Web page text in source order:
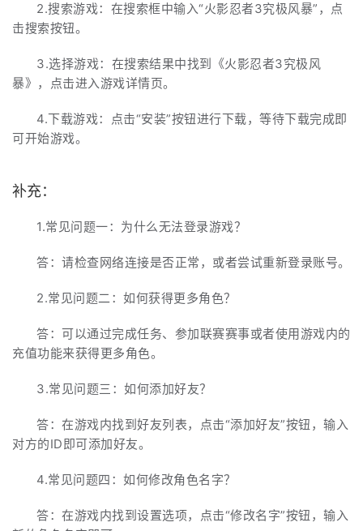
2.搜索游戏：在搜索框中输入“火影忍者3究极风暴”，点
击搜索按钮。
3.选择游戏：在搜索结果中找到《火影忍者3究极风
暴》，点击进入游戏详情页。
4.下载游戏：点击“安装”按钮进行下载，等待下载完成即
可开始游戏。
补充：
1.常见问题一：为什么无法登录游戏？
答：请检查网络连接是否正常，或者尝试重新登录账号。
2.常见问题二：如何获得更多角色？
答：可以通过完成任务、参加联赛赛事或者使用游戏内的
充值功能来获得更多角色。
3.常见问题三：如何添加好友？
答：在游戏内找到好友列表，点击“添加好友”按钮，输入
对方的ID即可添加好友。
4.常见问题四：如何修改角色名字？
答：在游戏内找到设置选项，点击“修改名字”按钮，输入